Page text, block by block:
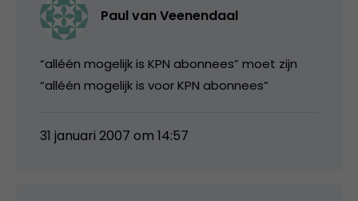
Paul van Veenendaal
“alléén mogelijk is KPN abonnees” moet zijn
“alléén mogelijk is voor KPN abonnees”
31 januari 2007 om 14:57